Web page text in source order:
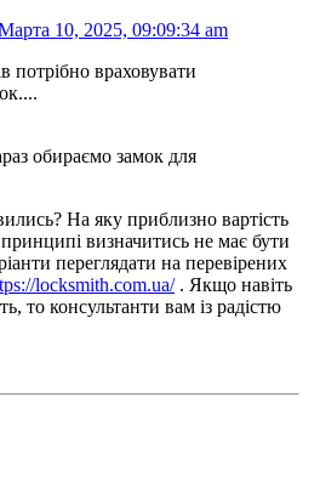
10, 2025, 09:09:34 am
потрібно враховувати
обираємо замок для
На яку приблизно вартість
визначитись не має бути
переглядати на перевірених
locksmith.com.ua/. Якщо навіть
то консультанти вам із радістю